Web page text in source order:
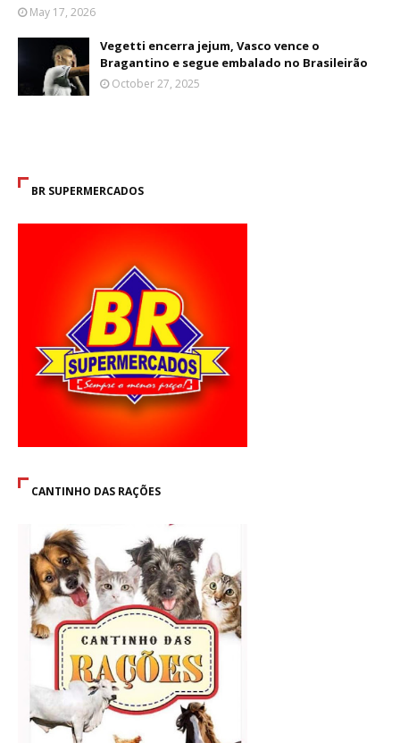
May 17, 2026
Vegetti encerra jejum, Vasco vence o
Bragantino e segue embalado no Brasileirão
October 27, 2025
BR SUPERMERCADOS
CANTINHO DAS RAÇÕES